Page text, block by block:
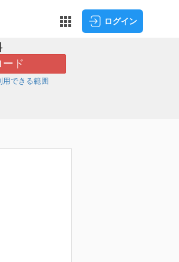
ログイン
ード
用できる範囲